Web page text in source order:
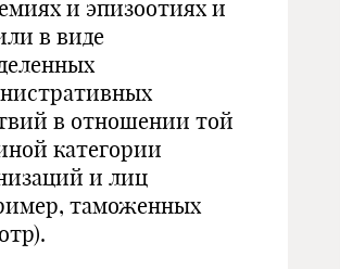
и эпизоотиях и
в виде
в отношении той
категории
и лиц
таможенных